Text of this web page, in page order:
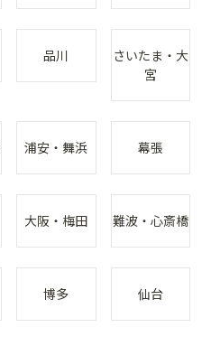
品川
さいたま・大
宮
浦安・舞浜 幕張
大阪・梅田 難波・心斎橋
博多 仙台